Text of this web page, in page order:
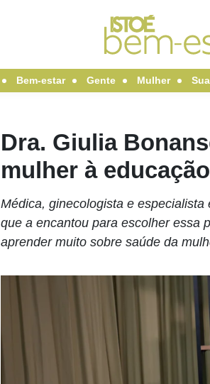
Bem-estar Gente Mulher
Dra. Giulia
mulher à
Médica, ginecologista e
que a encantou para escolher essa
aprender muito sobre saúde da